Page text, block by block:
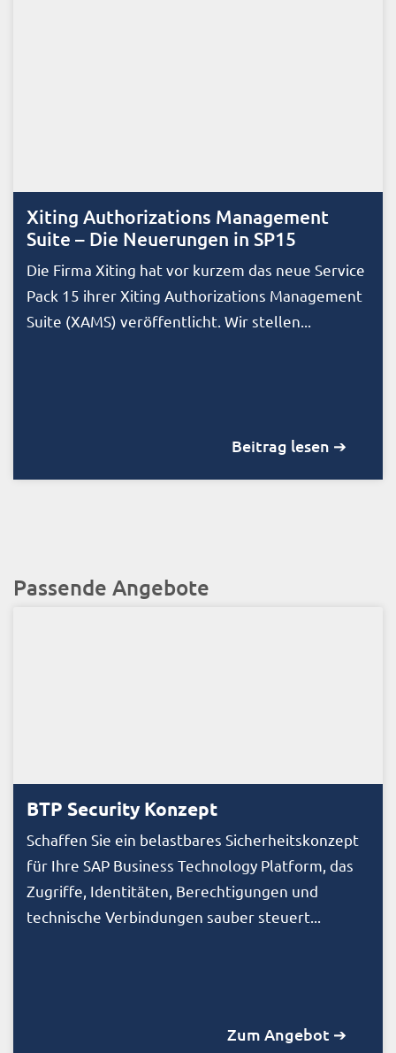
Xiting Authorizations Management
Suite – Die Neuerungen in SP15
Die Firma Xiting hat vor kurzem das neue Service
Pack 15 ihrer Xiting Authorizations Management
Suite (XAMS) veröffentlicht. Wir stellen...
Beitrag lesen ➔
Passende Angebote
BTP Security Konzept
Schaffen Sie ein belastbares Sicherheitskonzept
für Ihre SAP Business Technology Platform, das
Zugriffe, Identitäten, Berechtigungen und
technische Verbindungen sauber steuert...
Zum Angebot ➔